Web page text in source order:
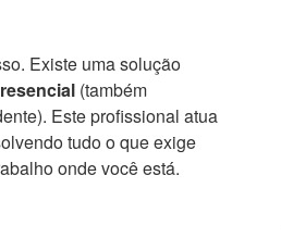
Existe uma solução
(também
Este profissional atua
tudo o que exige
onde você está.